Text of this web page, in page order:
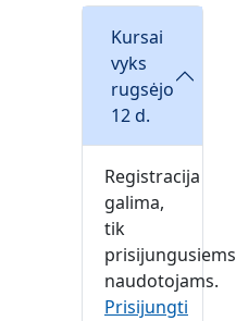
Kursai
vyks
rugsėjo
12 d.
Registracija
galima,
tik
prisijungusiems
naudotojams.
Prisijungti